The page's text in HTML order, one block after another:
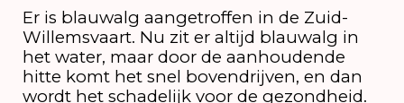
Er is blauwalg aangetroffen in de Zuid-
Willemsvaart. Nu zit er altijd blauwalg in
het water, maar door de aanhoudende
hitte komt het snel bovendrijven, en dan
wordt het schadelijk voor de gezondheid.